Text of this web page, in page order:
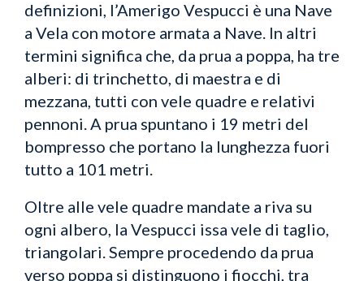
definizioni, l’Amerigo Vespucci è una Nave
a Vela con motore armata a Nave. In altri
termini significa che, da prua a poppa, ha tre
alberi: di trinchetto, di maestra e di
mezzana, tutti con vele quadre e relativi
pennoni. A prua spuntano i 19 metri del
bompresso che portano la lunghezza fuori
tutto a 101 metri.
Oltre alle vele quadre mandate a riva su
ogni albero, la Vespucci issa vele di taglio,
triangolari. Sempre procedendo da prua
verso poppa si distinguono i fiocchi, tra